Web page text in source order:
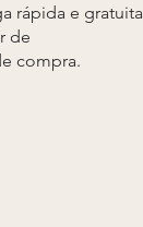
rápida e gratuita
de
compra.